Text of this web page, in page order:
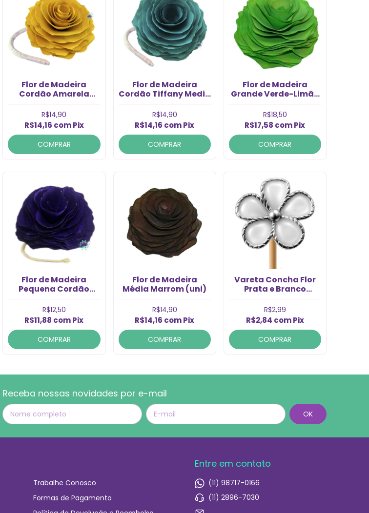
Flor de Madeira
Cordão Amarela
(1Un)
R$14,90
R$14,16 comPix
COMPRAR
Flor de Madeira
Cordão Tiffany Media
R$14,90
R$14,16 comPix
COMPRAR
Flor de Madeira
Grande Verde-Limão
R$18,50
R$17,58 comPix
COMPRAR
Flor de Madeira
Pequena Cordão
R$12,50
R$11,88 comPix
COMPRAR
Flor de Madeira
Média Marrom (uni)
R$14,90
R$14,16 comPix
COMPRAR
Vareta Concha Flor
Prata e Branco
R$2,99
R$2,84 comPix
COMPRAR
Receba nossas novidades por e-mail
Trabalhe Conosco
Formas de Pagamento
Entre em contato
(11) 98717-0166
(11) 2896-7030